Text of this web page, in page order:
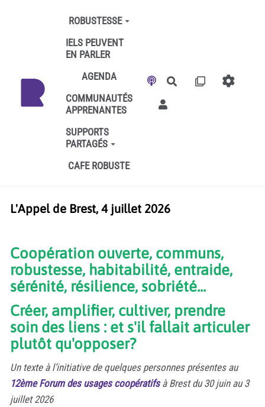
Aller au contenu principal
ROBUSTESSE
IELS PEUVENT
EN PARLER
AGENDA
COMMUNAUTÉS
APPRENANTES
SUPPORTS
PARTAGÉS
CAFE ROBUSTE
Rechercher
L'Appel de Brest, 4 juillet 2026
Coopération ouverte, communs,
robustesse, habitabilité, entraide,
sérénité, résilience, sobriété...
Créer, amplifier, cultiver, prendre
soin des liens : et s'il fallait articuler
plutôt qu'opposer?
Un texte à l’initiative de quelques personnes présentes au
12ème Forum des usages coopératifsà Brest du 30 juin au 3
juillet 2026